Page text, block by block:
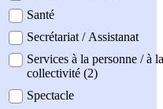
Santé
Secrétariat / Assistanat
Services à la personne / à la
collectivité (2)
Spectacle